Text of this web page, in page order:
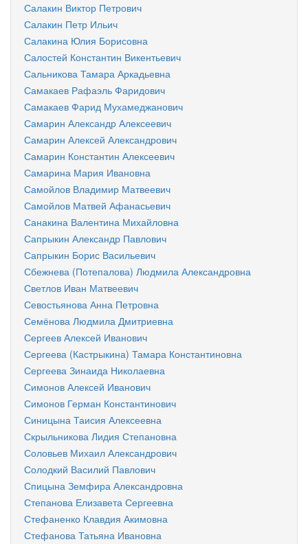
Салакин Виктор Петрович
Салакин Петр Ильич
Салакина Юлия Борисовна
Салостей Константин Викентьевич
Сальникова Тамара Аркадьевна
Самакаев Рафаэль Фаридович
Самакаев Фарид Мухамеджанович
Самарин Александр Алексеевич
Самарин Алексей Александрович
Самарин Константин Алексеевич
Самарина Мария Ивановна
Самойлов Владимир Матвеевич
Самойлов Матвей Афанасьевич
Санакина Валентина Михайловна
Сапрыкин Александр Павлович
Сапрыкин Борис Васильевич
Сбежнева (Потепалова) Людмила Александровна
Светлов Иван Матвеевич
Севостьянова Анна Петровна
Семёнова Людмила Дмитриевна
Сергеев Алексей Иванович
Сергеева (Кастрыкина) Тамара Константиновна
Сергеева Зинаида Николаевна
Симонов Алексей Иванович
Симонов Герман Константинович
Синицына Таисия Алексеевна
Скрыльникова Лидия Степановна
Соловьев Михаил Александрович
Солодкий Василий Павлович
Спицына Земфира Александровна
Степанова Елизавета Сергеевна
Стефаненко Клавдия Акимовна
Стефанова Татьяна Ивановна